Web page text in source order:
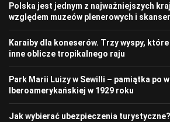
Polska jest jednym z najważniejszych
względem muzeów plenerowych i
Karaiby dla koneserów. Trzy wyspy,
inne oblicze tropikalnego raju
Park Marii Luizy w Sewilli – pamiątka po
Iberoamerykańskiej w 1929 roku
Jak wybierać ubezpieczenia